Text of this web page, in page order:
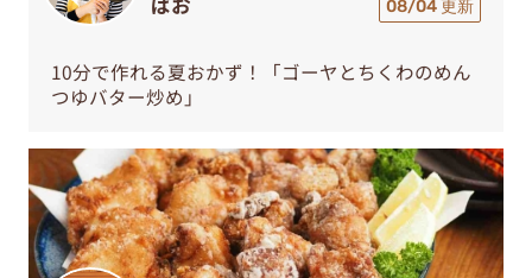
08/04 更新
10分で作れる夏おかず！「ゴーヤとちくわのめん
つゆバター炒め」